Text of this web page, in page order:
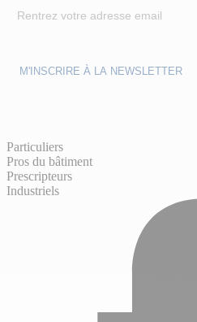
Particuliers
Pros du bâtiment
Prescripteurs
Industriels